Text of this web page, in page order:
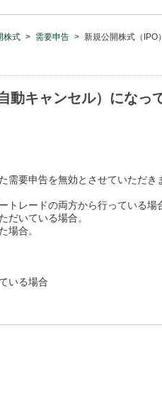
株式 > 需要申告 > 新規公開株式（IPO
キャンセル）になっ
要申告を無効とさせていただき
トレードの両方から行っている場
だいている場合。
場合。
いる場合